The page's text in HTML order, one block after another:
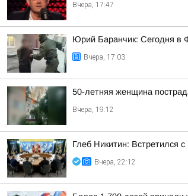
Вчера, 17:47
Юрий Баранчик: Сегодня в
Вчера, 17:03
50-летняя женщина
Вчера, 19:12
Глеб Никитин: Встретился
Вчера, 22:12